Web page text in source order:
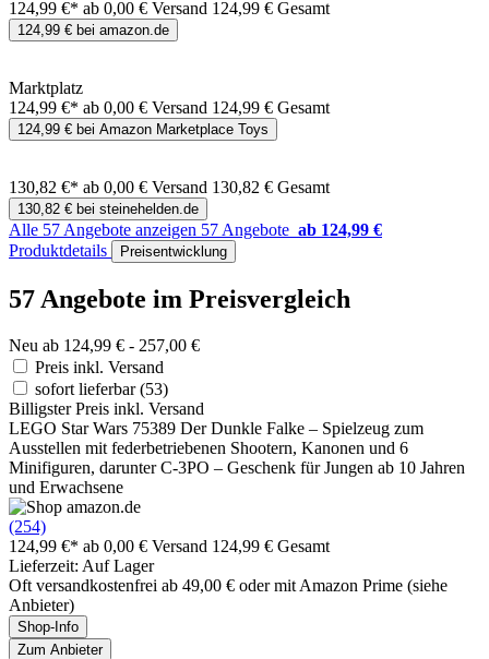
124,99 €* ab 0,00 € Versand 124,99 € Gesamt
124,99 € bei amazon.de
Marktplatz
124,99 €* ab 0,00 € Versand 124,99 € Gesamt
124,99 € bei Amazon Marketplace Toys
130,82 €* ab 0,00 € Versand 130,82 € Gesamt
130,82 € bei steinehelden.de
Alle 57 Angebote anzeigen 57 Angebote ab 124,99 €
Produktdetails
Preisentwicklung
57 Angebote im Preisvergleich
Neu ab 124,99 € - 257,00 €
Preis inkl. Versand
sofort lieferbar(53)
Billigster Preis inkl. Versand
LEGO Star Wars 75389 Der Dunkle Falke – Spielzeug zum
Ausstellen mit federbetriebenen Shootern, Kanonen und 6
Minifiguren, darunter C-3PO – Geschenk für Jungen ab 10 Jahren
und Erwachsene
(254)
124,99 €* ab 0,00 € Versand 124,99 € Gesamt
Lieferzeit: Auf Lager
Oft versandkostenfrei ab 49,00 € oder mit Amazon Prime (siehe
Anbieter)
Shop-Info
Zum Anbieter